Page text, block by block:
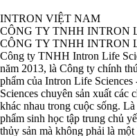
INTRON VIỆT NAM
CÔNG TY TNHH INTRON
CÔNG TY TNHH INTRON
Công ty TNHH Intron Life
năm 2013, là Công ty chính
phẩm của Intron Life
Sciences chuyên sản xuất các
khác nhau trong cuộc sống.
phẩm sinh học tập trung chủ
thủy sản mà không phải là